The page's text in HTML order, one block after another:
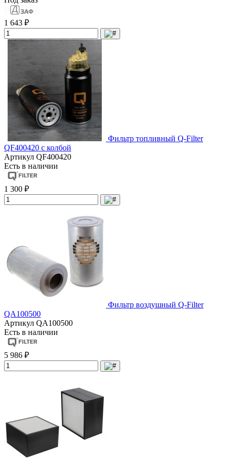
1 643 ₽
Фильтр топливный Q-Filter
QF400420 с колбой
Артикул QF400420
Есть в наличии
1 300 ₽
Фильтр воздушный Q-Filter
QA100500
Артикул QA100500
Есть в наличии
5 986 ₽